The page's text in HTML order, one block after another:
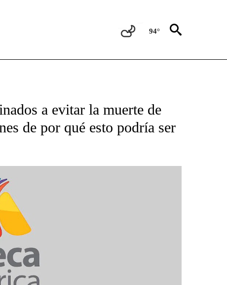
94°
NEW PAGES ON "NOTICIAS".
a evitar la muerte de
de por qué esto podría ser